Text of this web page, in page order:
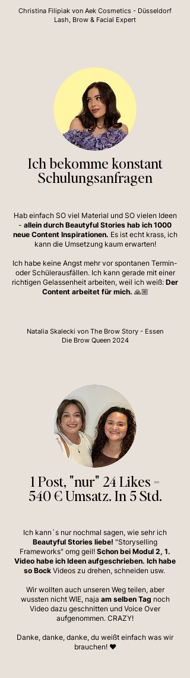
Christina Filipiak von Aek Cosmetics - Düsseldorf
Lash, Brow & Facial Expert
Ich bekomme konstant
Schulungsanfragen
Hab einfach SO viel Material und SO vielen Ideen
- allein durch Beautyful Stories hab ich 1000
neue Content Inspirationen. Es ist echt krass, ich
kann die Umsetzung kaum erwarten!
Ich habe keine Angst mehr vor spontanen Termin-
oder Schülerausfällen. Ich kann gerade mit einer
richtigen Gelassenheit arbeiten, weil ich weiß: Der
Content arbeitet für mich. 🙏🏼
Natalia Skalecki von The Brow Story - Essen
Die Brow Queen 2024
1 Post, "nur" 24 Likes =
540 € Umsatz. In 5 Std.
Ich kann`s nur nochmal sagen, wie sehr ich
Beautyful Stories liebe! "Storyselling
Frameworks" omg geil! Schon bei Modul 2, 1.
Video habe ich Ideen aufgeschrieben. Ich habe
so BockVideos zu drehen, schneiden usw.
Wir wollten auch unseren Weg teilen, aber
wussten nicht WIE, naja am selben Tag noch
Video dazu geschnitten und Voice Over
aufgenommen. CRAZY!
Danke, danke, danke, du weißt einfach was wir
brauchen! ❤️